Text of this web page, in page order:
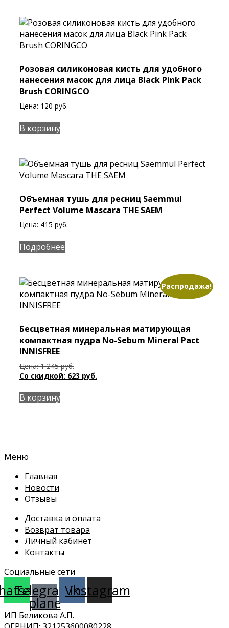
Розовая силиконовая кисть для удобного
нанесения масок для лица Black Pink Pack
Brush CORINGCO
Цена: 120 руб.
В корзину
Объемная тушь для ресниц Saemmul
Perfect Volume Mascara THE SAEM
Цена: 415 руб.
Подробнее
Распродажа!
Бесцветная минеральная матирующая
компактная пудра No-Sebum Mineral Pact
INNISFREE
Цена:1 245руб.Первоначальная
цена
Со скидкой: 623 руб.
В корзину
Меню
Главная
Новости
Отзывы
Доставка и оплата
Возврат товара
Личный кабинет
Контакты
Социальные сети
Telegram-
plane
Vk
Instagram
ИП Беликова А.П.